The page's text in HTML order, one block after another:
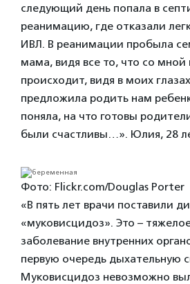
следующий день попала в
реанимацию, где отказали
ИВЛ. В реанимации пробыла
мама, видя все то, что со
происходит, видя в моих
предложила родить нам
поняла, на что готовы
были счастливы…». Юлия, 28
Фото: Flickr.com/Douglas Porter
«В пять лет врачи поставили
«муковисцидоз». Это –
заболевание внутренних
первую очередь дыхательную
Муковисцидоз невозможно